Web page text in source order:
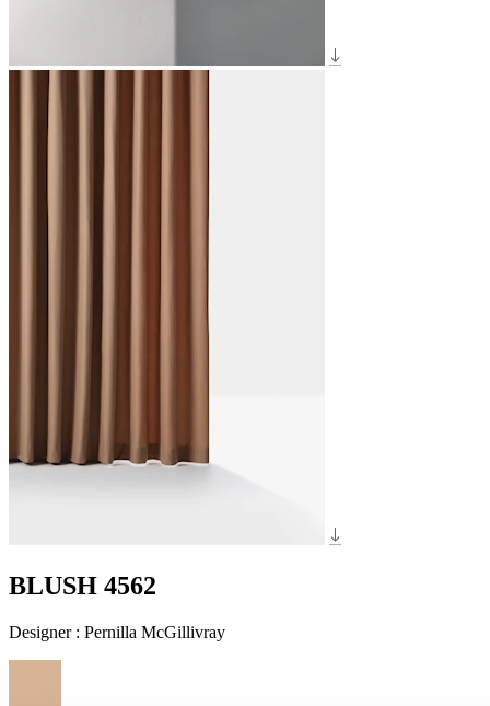
BLUSH 4562
Designer : Pernilla McGillivray